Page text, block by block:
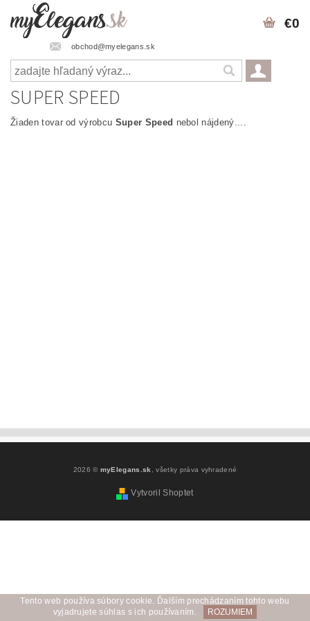
obchod@myelegans.sk
€0
SUPER SPEED
Žiaden tovar od výrobcu Super Speed nebol nájdený....
2026 © myElegans.sk , všetky práva vyhradené
Vytvoril Shoptet
Tento web používa súbory cookie. Ďalším prechádzaním tohto webu
vyjadrujete súhlas s ich používaním.
ROZUMIEM